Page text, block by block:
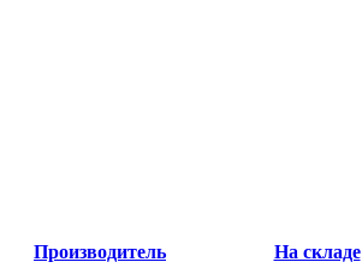
Производитель На складе